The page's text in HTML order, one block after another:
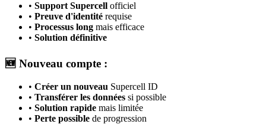
• Support Supercell officiel
• Preuve d'identité requise
• Processus long mais efficace
• Solution définitive
🆕 Nouveau compte :
• Créer un nouveau Supercell ID
• Transférer les données si possible
• Solution rapide mais limitée
• Perte possible de progression